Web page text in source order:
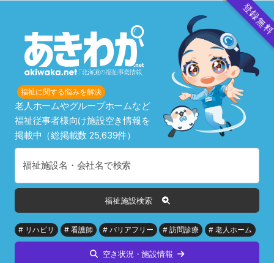
登録無
福祉に関する悩みを解決
老人ホームやグループホームなど
福祉従事者様向け施設空き情報を
掲載中（総掲載数 25,639件）
福祉施設名・会社名で検索
福祉施設検索
# リハビリ # 看護師 # バリアフリー # 訪問診療 # 老人ホーム
空き状況・施設情報